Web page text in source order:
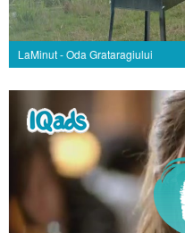
LaMinut - Oda Grataragiului